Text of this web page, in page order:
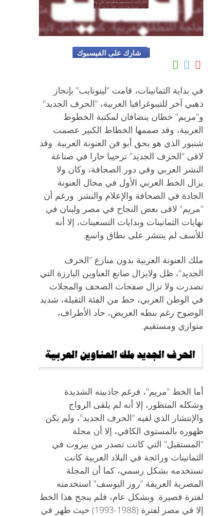
شارك على الفيسبوك
في بداية الثمانينات، قامت "لينوتايب" بإنجاز
ذهبي آخر للتيبوغرافيا العربية، "الحرف الجديد"
و"مريم" خطان ينضافان لمكتبة الخطوط
العربية، وقد صممها الخطاط الكبير عصمت
شنبور الذي هو بحق أبو فن العنونة العربية. وقد
لاقى "الحرف الجديد" ترحيبا حارا في صناعة
النشر العربي وفي دور الصحافة، وكان ولا
يزال الخط العربي الأول في مجال العنونة
الجادة في الصحافة والإعلام والنشر. ورغم أن
"مريم" لاقى بعض النجاح في مصر ولبنان في
نهايات الثمانينات وبدايات التسعينات، إلا أنه
للأسف لم ينتشر على نطاق واسع.
ملك العنونة العربية بدون منازع "الحرف
الجديد"، ظل ولايزال صانع العناوين البارزة التي
تصدرت ولا تزال صفحات الصحف والمجلات
في الوطن العربي، خط من الفئة الثقيلة، شديد
الوضوح رغم بنطه العريض، حاد الأطراف،
متوازي ومستقيم.
أما الخط "مريم"، فرغم جاذبيته الشديدة
وشكله المتطور، إلا أنه لم يلقى الرواج
والإنتشار الذي لقيه "الحرف الجديد"، ولم يكن
ظهوره بالمستوى الكافي، إلا أن مجلة
"المستقبل" التي كانت تصدر من بيروت في
الثمانينات ورائجة في البلاد العربية كانت
تستخدمه بشكل رسمي، كما أن المجلة
المصرية العريقة "روز اليوسف" استخدمته
لفترة قصيرة. وبشكل عام، فلم ينجح هذا الخط
إلا في مصر لفترة (1988-1993) حيث ظهر في